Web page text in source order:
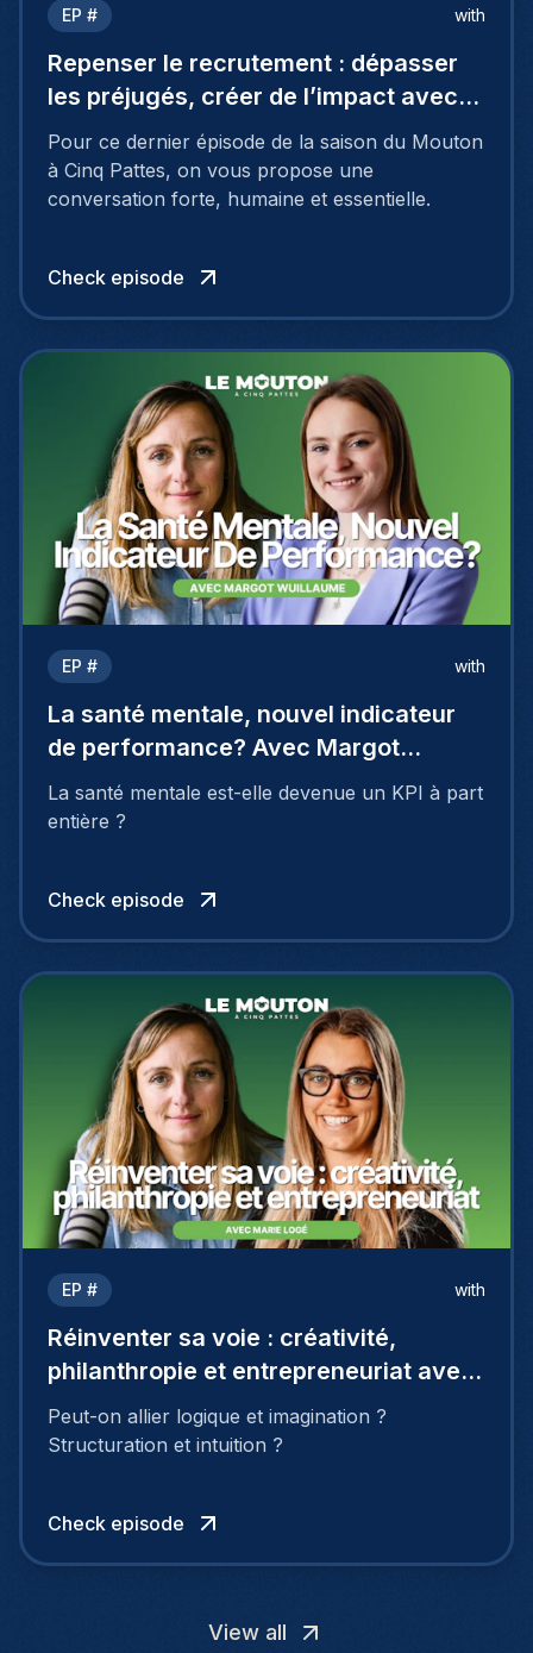
EP # with
Repenser le recrutement : dépasser
les préjugés, créer de l’impact avec
Coraline De Spirlet
Pour ce dernier épisode de la saison du Mouton
à Cinq Pattes, on vous propose une
conversation forte, humaine et essentielle.
Check episode
EP # with
La santé mentale, nouvel indicateur
de performance? Avec Margot
Wuillaume
La santé mentale est-elle devenue un KPI à part
entière ?
Check episode
EP # with
Réinventer sa voie : créativité,
philanthropie et entrepreneuriat avec
Marie Logé
Peut-on allier logique et imagination ?
Structuration et intuition ?
Check episode
View all